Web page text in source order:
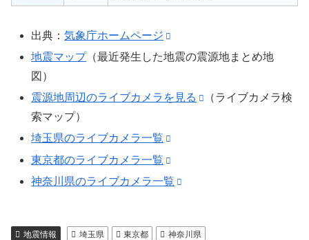
出典：気象庁ホームページ
地震マップ（最近発生した地震の震源地まとめ地
図）
震源地周辺のライブカメラを見る
（ライブカメラ検
索マップ）
埼玉県のライブカメラ一覧
東京都のライブカメラ一覧
神奈川県のライブカメラ一覧
地震情報 埼玉県 東京都 神奈川県